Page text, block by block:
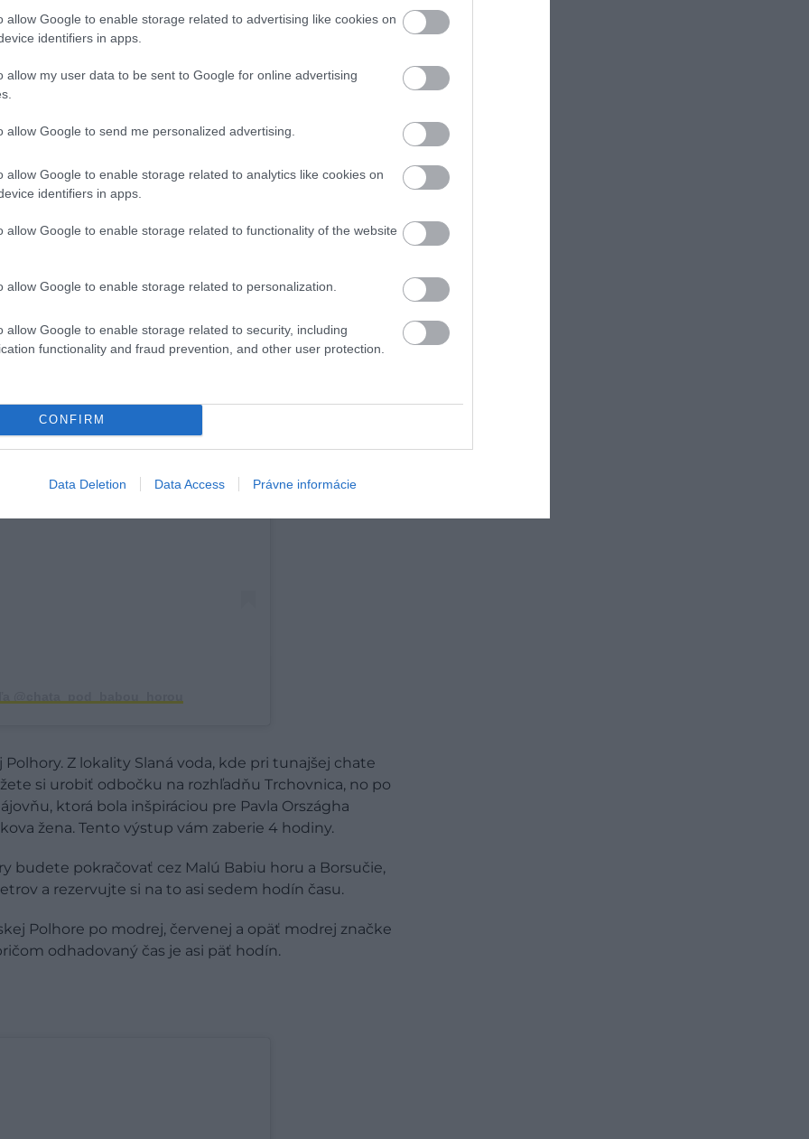
allow Google to enable storage related to advertising like cookies on
identifiers in apps.
allow my user data to be sent to Google for online advertising
allow Google to send me personalized advertising.
allow Google to enable storage related to analytics like cookies on
identifiers in apps.
allow Google to enable storage related to functionality of the website
allow Google to enable storage related to personalization.
allow Google to enable storage related to security, including
functionality and fraud prevention, and other user protection.
CONFIRM
Data Deletion Data Access Právne informácie
prúdy od Atlantického oceánu, a preto sa tu
prichystá. Počítajte s chladným podnebím,
schovanie sa. Preto sa dobre vybavte, či už
Z lokality Slaná voda, kde pri tunajšej chate
si urobiť odbočku na rozhľadňu Trchovnica, no po
ktorá bola inšpiráciou pre Pavla Országha
žena. Tento výstup vám zaberie 4 hodiny.
budete pokračovať cez Malú Babiu horu a Borsučie,
a rezervujte si na to asi sedem hodín času.
Polhore po modrej, červenej a opäť modrej značke
odhadovaný čas je asi päť hodín.